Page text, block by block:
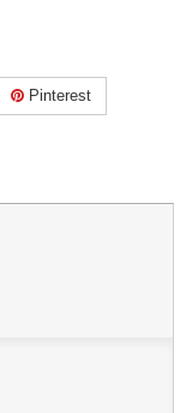
Pinterest